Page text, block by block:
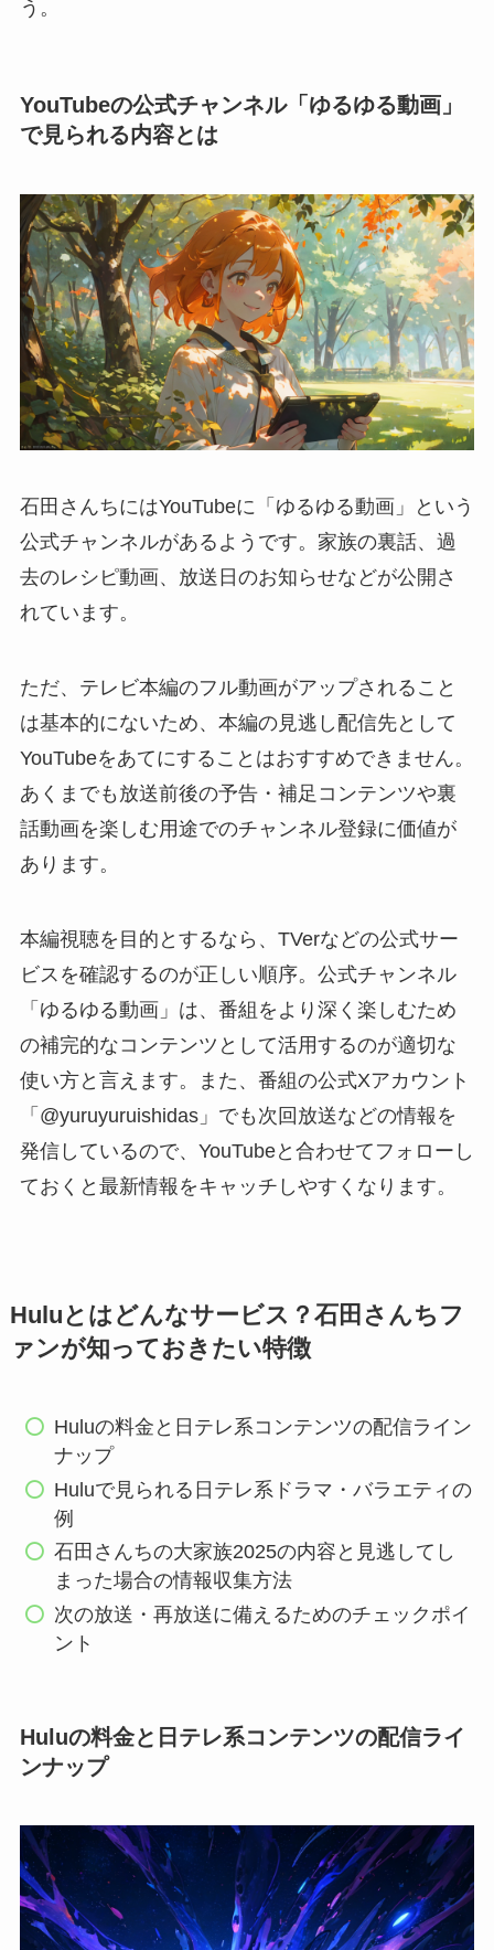
う。
YouTubeの公式チャンネル「ゆるゆる動画」
で見られる内容とは
石田さんちにはYouTubeに「ゆるゆる動画」という
公式チャンネルがあるようです。家族の裏話、過
去のレシピ動画、放送日のお知らせなどが公開さ
れています。
ただ、テレビ本編のフル動画がアップされること
は基本的にないため、本編の見逃し配信先として
YouTubeをあてにすることはおすすめできません。
あくまでも放送前後の予告・補足コンテンツや裏
話動画を楽しむ用途でのチャンネル登録に価値が
あります。
本編視聴を目的とするなら、TVerなどの公式サー
ビスを確認するのが正しい順序。公式チャンネル
「ゆるゆる動画」は、番組をより深く楽しむため
の補完的なコンテンツとして活用するのが適切な
使い方と言えます。また、番組の公式Xアカウント
「@yuruyuruishidas」でも次回放送などの情報を
発信しているので、YouTubeと合わせてフォローし
ておくと最新情報をキャッチしやすくなります。
Huluとはどんなサービス？石田さんちフ
ァンが知っておきたい特徴
Huluの料金と日テレ系コンテンツの配信ライン
ナップ
Huluで見られる日テレ系ドラマ・バラエティの
例
石田さんちの大家族2025の内容と見逃してし
まった場合の情報収集方法
次の放送・再放送に備えるためのチェックポイ
ント
Huluの料金と日テレ系コンテンツの配信ライ
ンナップ